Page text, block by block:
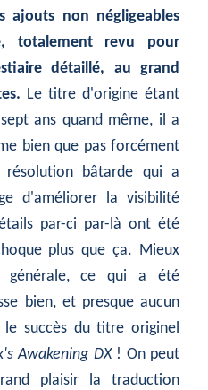
ajouts non négligeables
totalement revu pour
détaillé, au grand
Le titre d'origine étant
ans quand même, il a
bien que pas forcément
bâtarde qui a
d'améliorer la visibilité
par-ci par-là ont été
plus que ça. Mieux
générale, ce qui a été
bien, et presque aucun
succès du titre originel
Awakening DX! On peut
plaisir la traduction